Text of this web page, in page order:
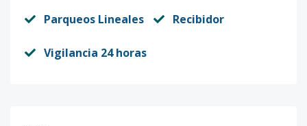
Parqueos Lineales Recibidor
Vigilancia 24 horas